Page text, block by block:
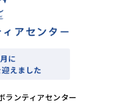
ランティアセンター